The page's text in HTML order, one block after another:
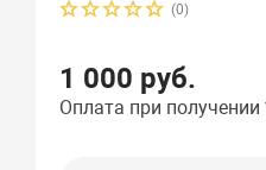
(0)
1 000 руб.
Оплата при получении